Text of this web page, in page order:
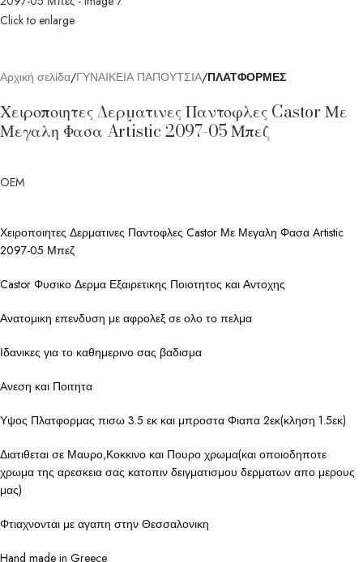
Click to enlarge
Αρχική σελίδα ΓΥΝΑΙΚΕΙΑ ΠΑΠΟΥΤΣΙΑ ΠΛΑΤΦΟΡΜΕΣ
Χειροποιητες Δερματινες Παντοφλες Castor Με
Μεγαλη Φασα Artistic 2097-05 Μπεζ
OEM
Χειροποιητες Δερματινες Παντοφλες Castor Με Μεγαλη Φασα Artistic
2097-05 Μπεζ
Castor Φυσικο Δερμα Εξαιρετικης Ποιοτητος και Αντοχης
Ανατομικη επενδυση με αφρολεξ σε ολο το πελμα
Ιδανικες για το καθημερινο σας βαδισμα
Aνεση και Ποιτητα
Υψος Πλατφορμας πισω 3.5 εκ και μπροστα Φιαπα 2εκ(κληση 1.5εκ)
Διατιθεται σε Μαυρο,Κοκκινο και Πουρο χρωμα(και οποιοδηποτε
χρωμα της αρεσκεια σας κατοπιν δειγματισμου δερματων απο μερους
μας)
Φτιαχνονται με αγαπη στην Θεσσαλονικη
Hand made in Greece